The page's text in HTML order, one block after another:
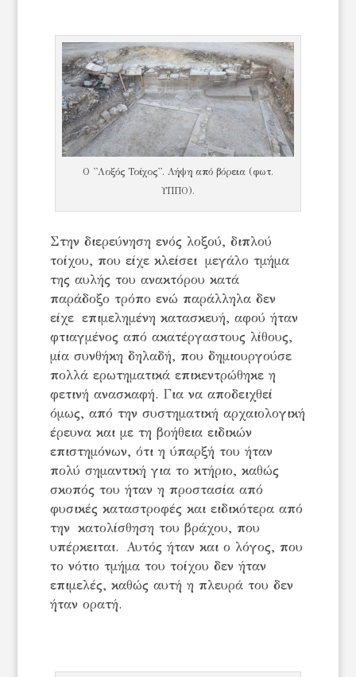
Ο ''Λοξός Τοίχος''. Λήψη από βόρεια (φωτ.
ΥΠΠΟ).
Στην διερεύνηση ενός λοξού, διπλού
τοίχου, που είχε κλείσει μεγάλο τμήμα
της αυλής του ανακτόρου κατά
παράδοξο τρόπο ενώ παράλληλα δεν
είχε επιμελημένη κατασκευή, αφού ήταν
φτιαγμένος από ακατέργαστους λίθους,
μία συνθήκη δηλαδή, που δημιουργούσε
πολλά ερωτηματικά επικεντρώθηκε η
φετινή ανασκαφή. Για να αποδειχθεί
όμως, από την συστηματική αρχαιολογική
έρευνα και με τη βοήθεια ειδικών
επιστημόνων, ότι η ύπαρξή του ήταν
πολύ σημαντική για το κτήριο, καθώς
σκοπός του ήταν η προστασία από
φυσικές καταστροφές και ειδικότερα από
την κατολίσθηση του βράχου, που
υπέρκειται. Αυτός ήταν και ο λόγος, που
το νότιο τμήμα του τοίχου δεν ήταν
επιμελές, καθώς αυτή η πλευρά του δεν
ήταν ορατή.